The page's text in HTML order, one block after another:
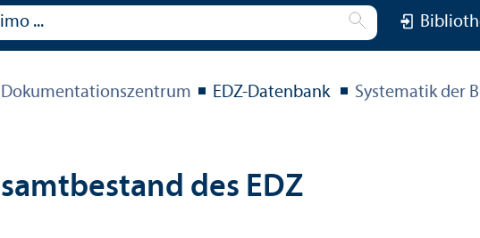
Dokumentations­zentrum EDZ-Datenbank Systematik der
des EDZ